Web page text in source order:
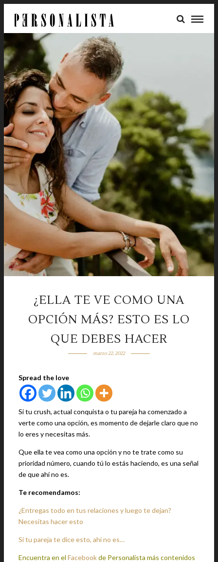
¿ELLA TE VE COMO UNA
OPCIÓN MÁS? ESTO ES LO
QUE DEBES HACER
marzo 22, 2022
Spread the love
Si tu crush, actual conquista o tu pareja ha comenzado a
verte como una opción, es momento de dejarle claro que no
lo eres y necesitas más.
Que ella te vea como una opción y no te trate como su
prioridad número, cuando tú lo estás haciendo, es una señal
de que ahí no es.
Te recomendamos:
¿Entregas todo en tus relaciones y luego te dejan?
Necesitas hacer esto
Si tu pareja te dice esto, ahí no es…
Encuentra en el Facebookde Personalista más contenidos